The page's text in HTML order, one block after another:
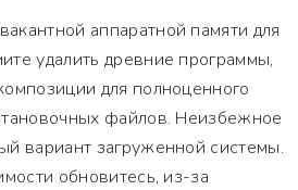
аппаратной памяти для
удалить древние программы,
для полноценного
файлов. Неизбежное
вариант загруженной системы.
обновитесь, из-за